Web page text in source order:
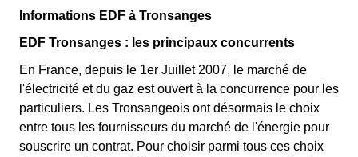
Informations EDF à Tronsanges
EDF Tronsanges : les principaux concurrents
En France, depuis le 1er Juillet 2007, le marché de
l'électricité et du gaz est ouvert à la concurrence pour les
particuliers. Les Tronsangeois ont désormais le choix
entre tous les fournisseurs du marché de l'énergie pour
souscrire un contrat. Pour choisir parmi tous ces choix